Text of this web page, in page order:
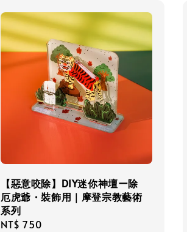
【惡意咬除】​​DIY迷你神壇ー除
厄虎爺・裝飾用｜摩登宗教藝術
系列
Regular
NT$ 750